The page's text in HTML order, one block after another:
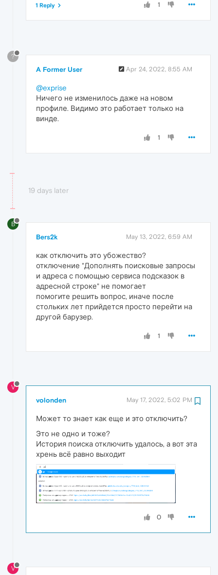
1
1 Reply
?
A Former User Apr 24, 2022, 8:55 AM
@exprise
Ничего не изменилось даже на новом
профиле. Видимо это работает только на
винде.
1
19 days later
B
Bers2k May 13, 2022, 6:59 AM
как отключить это убожество?
отключение "Дополнять поисковые запросы
и адреса с помощью сервиса подсказок в
адресной строке" не помогает
помогите решить вопрос, иначе после
стольких лет прийдется просто перейти на
другой барузер.
1
V
volonden May 17, 2022, 5:02 PM
Может то знает как еще и это отключить?
Это не одно и тоже?
История поиска отключить удалось, а вот эта
хрень всё равно выходит
0
V